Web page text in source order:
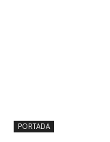
PORTADA